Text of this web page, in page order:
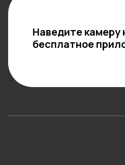
Наведите камеру
бесплатное